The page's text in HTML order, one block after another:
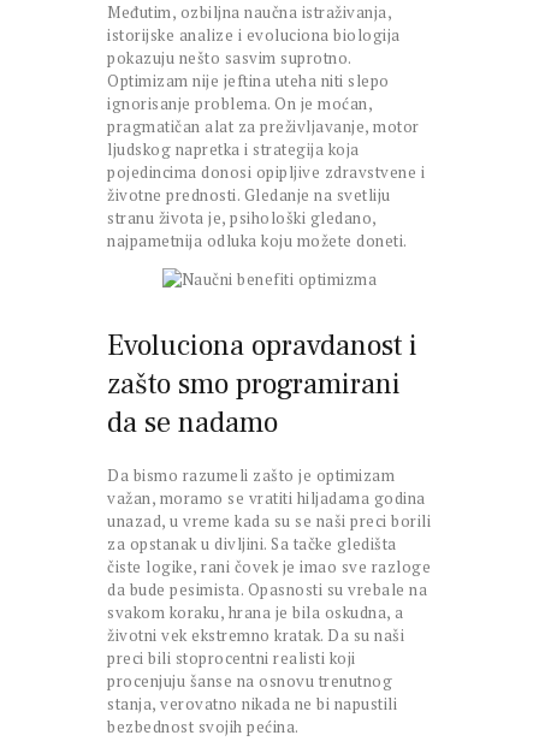
Međutim, ozbiljna naučna istraživanja,
istorijske analize i evoluciona biologija
pokazuju nešto sasvim suprotno.
Optimizam nije jeftina uteha niti slepo
ignorisanje problema. On je moćan,
pragmatičan alat za preživljavanje, motor
ljudskog napretka i strategija koja
pojedincima donosi opipljive zdravstvene i
životne prednosti. Gledanje na svetliju
stranu života je, psihološki gledano,
najpametnija odluka koju možete doneti.
Evoluciona opravdanost i
zašto smo programirani
da se nadamo
Da bismo razumeli zašto je optimizam
važan, moramo se vratiti hiljadama godina
unazad, u vreme kada su se naši preci borili
za opstanak u divljini. Sa tačke gledišta
čiste logike, rani čovek je imao sve razloge
da bude pesimista. Opasnosti su vrebale na
svakom koraku, hrana je bila oskudna, a
životni vek ekstremno kratak. Da su naši
preci bili stoprocentni realisti koji
procenjuju šanse na osnovu trenutnog
stanja, verovatno nikada ne bi napustili
bezbednost svojih pećina.